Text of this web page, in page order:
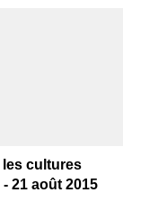
cultures
- 21 août 2015